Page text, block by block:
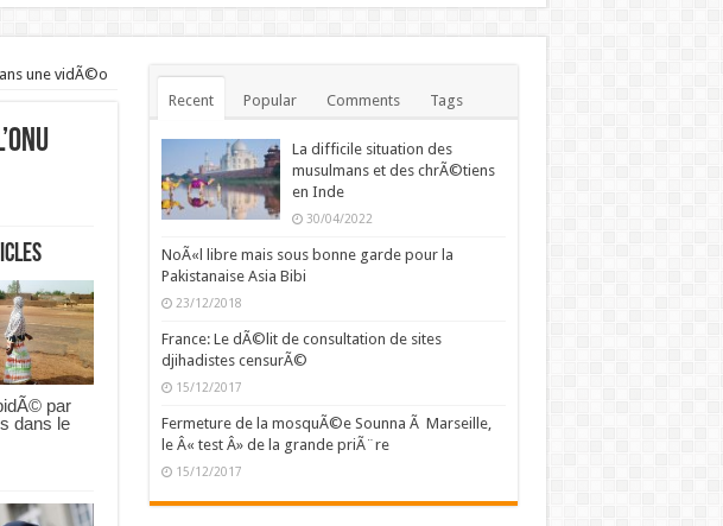
une vidÃ©o
par
dans le
Recent Popular Comments Tags
La difficile situation des
musulmans et des chrÃ©tiens
en Inde
30/04/2022
NoÃ«l libre mais sous bonne garde pour la
Pakistanaise Asia Bibi
23/12/2018
France: Le dÃ©lit de consultation de sites
djihadistes censurÃ©
15/12/2017
Fermeture de la mosquÃ©e Sounna Ã Marseille,
le Â« test Â» de la grande priÃ¨re
15/12/2017